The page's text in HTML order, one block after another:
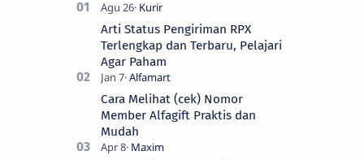
Arti Status Pengiriman RPX
Terlengkap dan Terbaru, Pelajari
Agar Paham
Cara Melihat (cek) Nomor
Member Alfagift Praktis dan
Mudah